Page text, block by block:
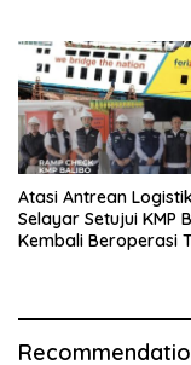
Atasi Antrean
Selayar Setujui KMP
Kembali Beroperasi